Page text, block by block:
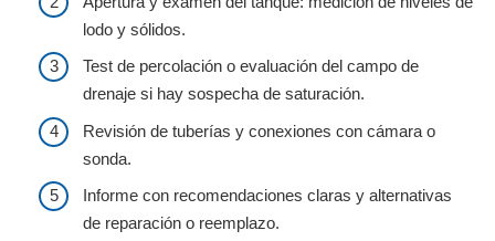
lodo y sólidos.
Test de percolación o evaluación del campo de
drenaje si hay sospecha de saturación.
Revisión de tuberías y conexiones con cámara o
sonda.
Informe con recomendaciones claras y alternativas
de reparación o reemplazo.